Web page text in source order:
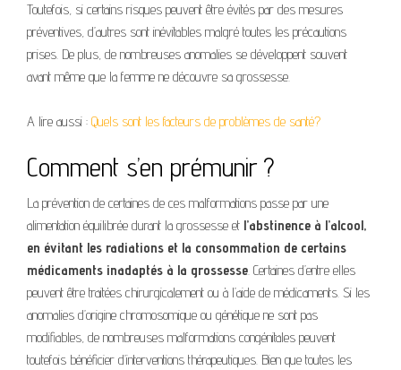
Toutefois, si certains risques peuvent être évités par des mesures
préventives, d’autres sont inévitables malgré toutes les précautions
prises. De plus, de nombreuses anomalies se développent souvent
avant même que la femme ne découvre sa grossesse.
A lire aussi : Quels sont les facteurs de problèmes de santé?
Comment s’en prémunir ?
La prévention de certaines de ces malformations passe par une
alimentation équilibrée durant la grossesse et l’abstinence à l’alcool,
en évitant les radiations et la consommation de certains
médicaments inadaptés à la grossesse. Certaines d’entre elles
peuvent être traitées chirurgicalement ou à l’aide de médicaments. Si les
anomalies d’origine chromosomique ou génétique ne sont pas
modifiables, de nombreuses malformations congénitales peuvent
toutefois bénéficier d’interventions thérapeutiques. Bien que toutes les